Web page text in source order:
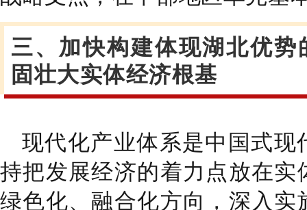
三、加快构建体现湖北优
固壮大实体经济根基
现代化产业体系是中国式
持把发展经济的着力点放在
绿色化、融合化方向，深入